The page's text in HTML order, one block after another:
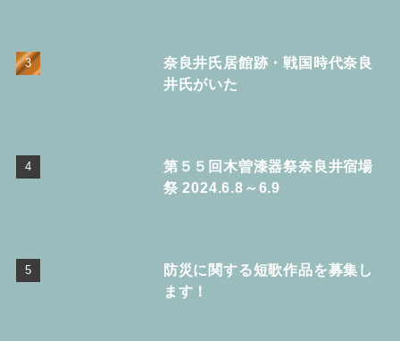
奈良井氏居館跡・戦国時代奈良
井氏がいた
第５５回木曽漆器祭奈良井宿場
祭 2024.6.8～6.9
防災に関する短歌作品を募集し
ます！